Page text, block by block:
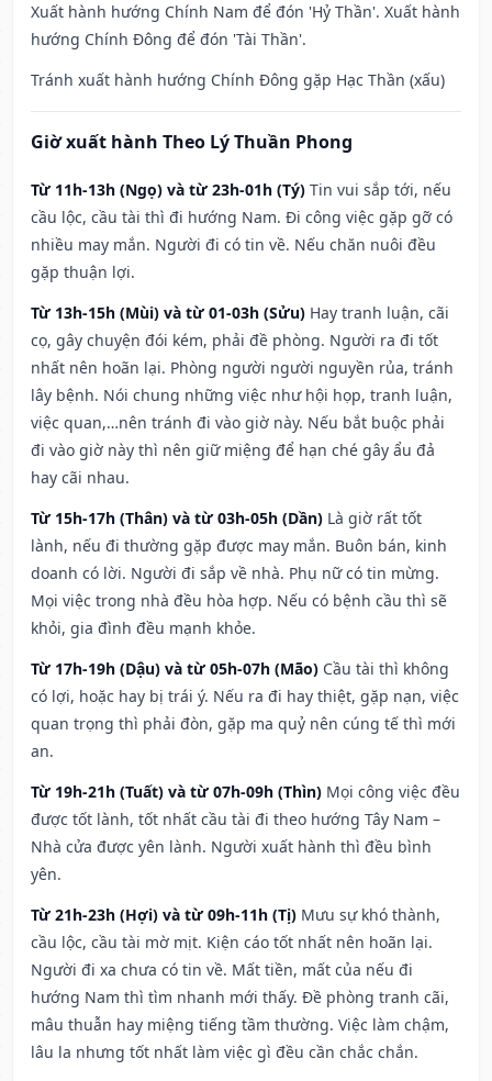
Xuất hành hướng Chính Nam để đón 'Hỷ Thần'. Xuất hành
hướng Chính Đông để đón 'Tài Thần'.
Tránh xuất hành hướng Chính Đông gặp Hạc Thần (xấu)
Giờ xuất hành Theo Lý Thuần Phong
Từ 11h-13h (Ngọ) và từ 23h-01h (Tý) Tin vui sắp tới, nếu
cầu lộc, cầu tài thì đi hướng Nam. Đi công việc gặp gỡ có
nhiều may mắn. Người đi có tin về. Nếu chăn nuôi đều
gặp thuận lợi.
Từ 13h-15h (Mùi) và từ 01-03h (Sửu) Hay tranh luận, cãi
cọ, gây chuyện đói kém, phải đề phòng. Người ra đi tốt
nhất nên hoãn lại. Phòng người người nguyền rủa, tránh
lây bệnh. Nói chung những việc như hội họp, tranh luận,
việc quan,…nên tránh đi vào giờ này. Nếu bắt buộc phải
đi vào giờ này thì nên giữ miệng để hạn ché gây ẩu đả
hay cãi nhau.
Từ 15h-17h (Thân) và từ 03h-05h (Dần) Là giờ rất tốt
lành, nếu đi thường gặp được may mắn. Buôn bán, kinh
doanh có lời. Người đi sắp về nhà. Phụ nữ có tin mừng.
Mọi việc trong nhà đều hòa hợp. Nếu có bệnh cầu thì sẽ
khỏi, gia đình đều mạnh khỏe.
Từ 17h-19h (Dậu) và từ 05h-07h (Mão) Cầu tài thì không
có lợi, hoặc hay bị trái ý. Nếu ra đi hay thiệt, gặp nạn, việc
quan trọng thì phải đòn, gặp ma quỷ nên cúng tế thì mới
an.
Từ 19h-21h (Tuất) và từ 07h-09h (Thìn) Mọi công việc đều
được tốt lành, tốt nhất cầu tài đi theo hướng Tây Nam –
Nhà cửa được yên lành. Người xuất hành thì đều bình
yên.
Từ 21h-23h (Hợi) và từ 09h-11h (Tị) Mưu sự khó thành,
cầu lộc, cầu tài mờ mịt. Kiện cáo tốt nhất nên hoãn lại.
Người đi xa chưa có tin về. Mất tiền, mất của nếu đi
hướng Nam thì tìm nhanh mới thấy. Đề phòng tranh cãi,
mâu thuẫn hay miệng tiếng tầm thường. Việc làm chậm,
lâu la nhưng tốt nhất làm việc gì đều cần chắc chắn.